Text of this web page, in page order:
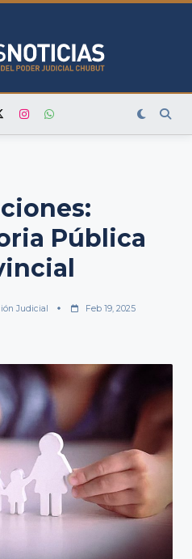
Pública
Judicial Feb 19, 2025